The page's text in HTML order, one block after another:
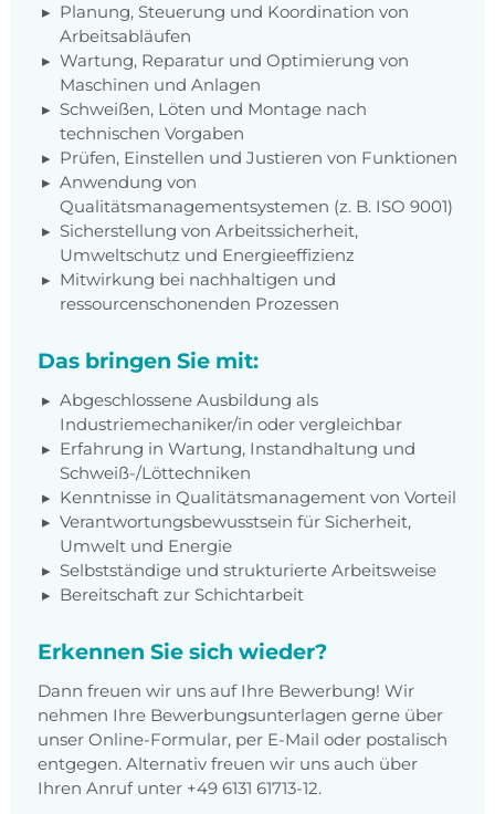
Planung, Steuerung und Koordination von
Arbeitsabläufen
Wartung, Reparatur und Optimierung von
Maschinen und Anlagen
Schweißen, Löten und Montage nach
technischen Vorgaben
Prüfen, Einstellen und Justieren von Funktionen
Anwendung von
Qualitätsmanagementsystemen (z. B. ISO 9001)
Sicherstellung von Arbeitssicherheit,
Umweltschutz und Energieeffizienz
Mitwirkung bei nachhaltigen und
ressourcenschonenden Prozessen
Das bringen Sie mit:
Abgeschlossene Ausbildung als
Industriemechaniker/in oder vergleichbar
Erfahrung in Wartung, Instandhaltung und
Schweiß-/Löttechniken
Kenntnisse in Qualitätsmanagement von Vorteil
Verantwortungsbewusstsein für Sicherheit,
Umwelt und Energie
Selbstständige und strukturierte Arbeitsweise
Bereitschaft zur Schichtarbeit
Erkennen Sie sich wieder?
Dann freuen wir uns auf Ihre Bewerbung! Wir
nehmen Ihre Bewerbungsunterlagen gerne über
unser Online-Formular, per E-Mail oder postalisch
entgegen. Alternativ freuen wir uns auch über
Ihren Anruf unter +49 6131 61713-12.